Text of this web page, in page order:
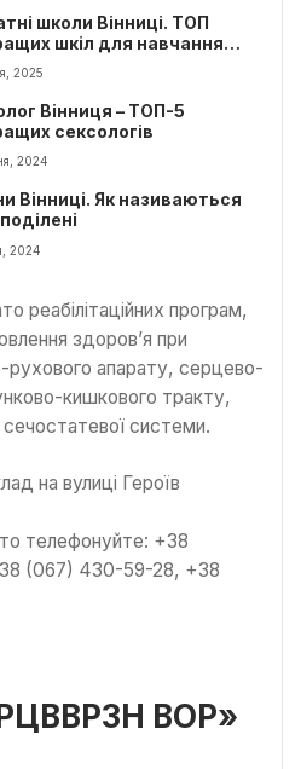
школи Вінниці. ТОП
шкіл для навчання
2025
Вінниця – ТОП-5
сексологів
2024
Вінниці. Як називаються
2024
реабілітаційних програм,
здоров’я при
рухового апарату, серцево-
кишкового тракту,
сечостатевої системи.
на вулиці Героїв
телефонуйте: +38
(067) 430-59-28, +38
ВОР»